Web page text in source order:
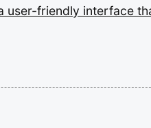
user-friendly interface